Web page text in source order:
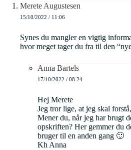
Merete Augustesen
15/10/2022 / 11:06
Synes du mangler en vigtig
hvor meget tager du fra til den
Anna Bartels
17/10/2022 / 08:24
Hej Merete
Jeg tror lige, at jeg skal
Mener du, når jeg har brugt
opskriften? Her gemmer du
bruger til en anden gang 🙂
Kh Anna